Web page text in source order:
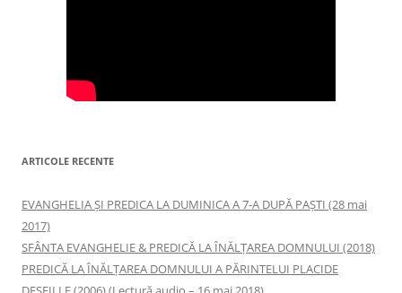
ARTICOLE RECENTE
EVANGHELIA ȘI PREDICA LA DUMINICA A 7-A DUPĂ PAȘTI (28 mai
2017)
SFÂNTA EVANGHELIE & PREDICĂ LA ÎNĂLŢAREA DOMNULUI (2018)
PREDICĂ LA ÎNĂLŢAREA DOMNULUI A PĂRINTELUI PLACIDE